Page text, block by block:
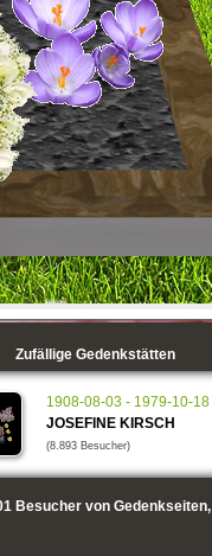
Zufällige Gedenkstätten
1908-08-03 - 1979-10-18
JOSEFINE KIRSCH
(8.893 Besucher)
Besucher von Gedenkseiten,